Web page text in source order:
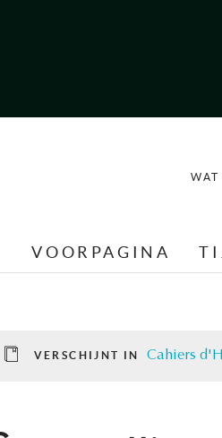
VOORPAGINA
VERSCHIJNT IN Cahiers